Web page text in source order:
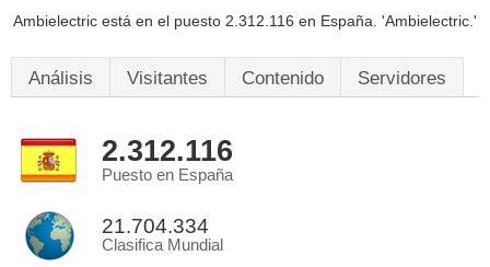
Ambielectric está en el puesto 2.312.116 en España. 'Ambielectric.'
Análisis Visitantes Contenido Servidores
2.312.116
Puesto en España
21.704.334
Clasifica Mundial